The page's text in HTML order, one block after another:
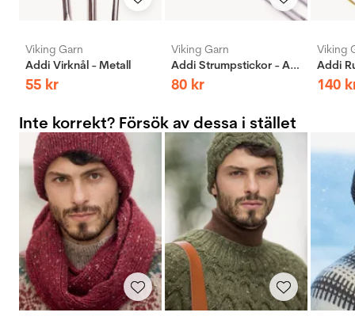
Viking Garn
Addi Virknål - Metall
55 kr
Viking Garn
Addi Strumpstickor - Aluminium
80 kr
Viking
140
Inte korrekt? Försök av dessa i stället